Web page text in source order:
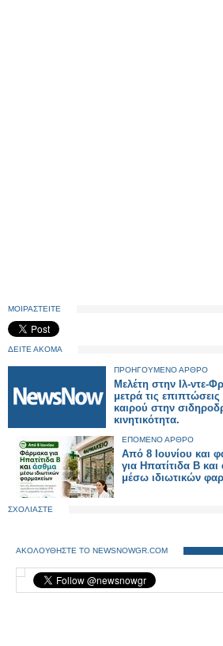
ΜΟΙΡΑΣΤΕΙΤΕ
ΔΕΙΤΕ ΑΚΟΜΑ
ΠΡΟΗΓΟΥΜΕΝΟ ΑΡΘΡΟ
Μελέτη στην Ιλ-ντε-
μετρά τις επιπτώσεις
καιρού στην
κινητικότητα.
ΕΠΟΜΕΝΟ ΑΡΘΡΟ
Από 8 Ιουνίου και
για Ηπατίτιδα Β
μέσω ιδιωτικών
ΣΧΟΛΙΑΣΤΕ
ΑΚΟΛΟΥΘΗΣΤΕ ΤΟ NEWSNOWGR.COM